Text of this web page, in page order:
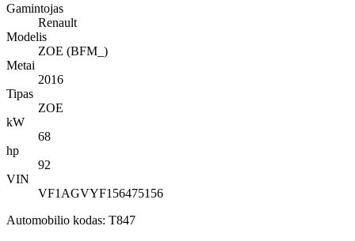
Gamintojas
Renault
Modelis
ZOE (BFM_)
Metai
2016
Tipas
ZOE
kW
68
hp
92
VIN
VF1AGVYF156475156
Automobilio kodas: T847